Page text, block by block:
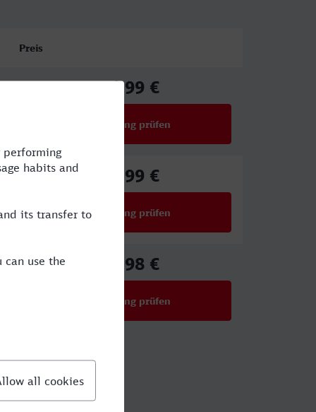
Preis
34,99 €
Verbindung prüfen
40,99 €
Verbindung prüfen
17,98 €
Verbindung prüfen